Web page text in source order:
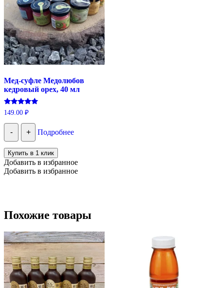
Мед-суфле Медолюбов
кедровый орех, 40 мл
Оценка
5.00
из 5
149.00 ₽
- + Подробнее
Купить в 1 клик
Добавить в избранное
Добавить в избранное
Похожие товары